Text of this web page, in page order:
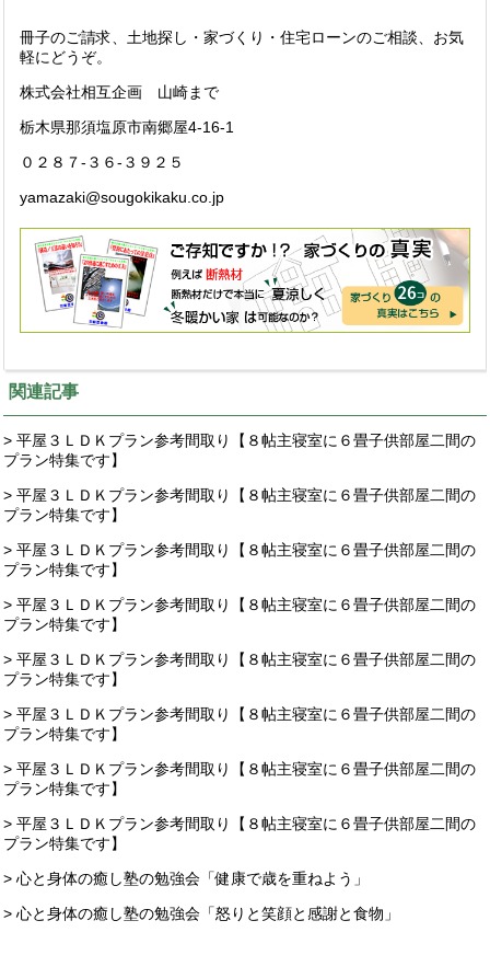
冊子のご請求、土地探し・家づくり・住宅ローンのご相談、お気
軽にどうぞ。
株式会社相互企画 山崎まで
栃木県那須塩原市南郷屋4-16-1
０２８７-３６-３９２５
yamazaki@sougokikaku.co.jp
関連記事
> 平屋３ＬＤＫプラン参考間取り【８帖主寝室に６畳子供部屋二間の
プラン特集です】
> 平屋３ＬＤＫプラン参考間取り【８帖主寝室に６畳子供部屋二間の
プラン特集です】
> 平屋３ＬＤＫプラン参考間取り【８帖主寝室に６畳子供部屋二間の
プラン特集です】
> 平屋３ＬＤＫプラン参考間取り【８帖主寝室に６畳子供部屋二間の
プラン特集です】
> 平屋３ＬＤＫプラン参考間取り【８帖主寝室に６畳子供部屋二間の
プラン特集です】
> 平屋３ＬＤＫプラン参考間取り【８帖主寝室に６畳子供部屋二間の
プラン特集です】
> 平屋３ＬＤＫプラン参考間取り【８帖主寝室に６畳子供部屋二間の
プラン特集です】
> 平屋３ＬＤＫプラン参考間取り【８帖主寝室に６畳子供部屋二間の
プラン特集です】
> 心と身体の癒し塾の勉強会「健康で歳を重ねよう」
> 心と身体の癒し塾の勉強会「怒りと笑顔と感謝と食物」